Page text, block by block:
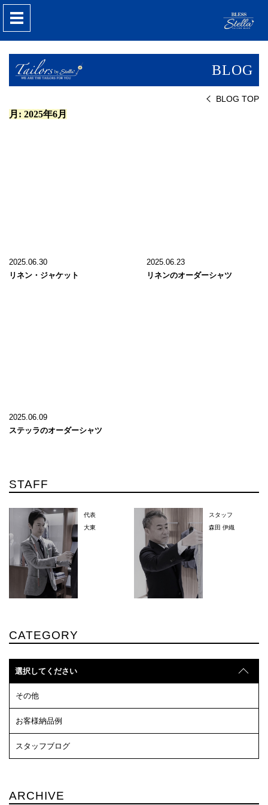
BLOG
BLOG TOP
月: 2025年6月
2025.06.30
リネン・ジャケット
2025.06.23
リネンのオーダーシャツ
2025.06.09
ステッラのオーダーシャツ
STAFF
代表
大東
スタッフ
森田 伊織
CATEGORY
選択してください
その他
お客様納品例
スタッフブログ
ARCHIVE